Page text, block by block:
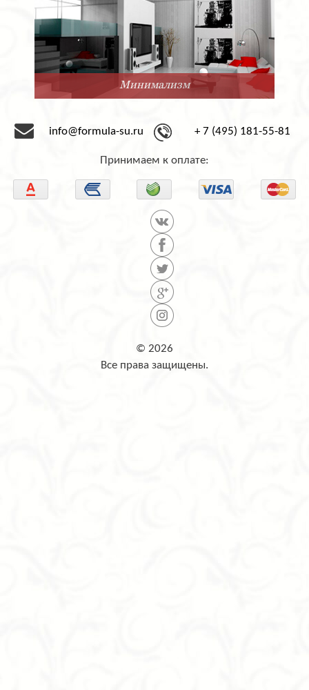
Минимализм
info@formula-su.ru + 7 (495) 181-55-81
Принимаем к оплате:
© 2026
Все права защищены.